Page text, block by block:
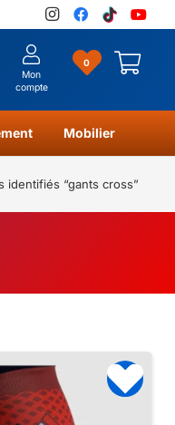
Mon
compte
0
Mobilier
identifiés “gants cross”